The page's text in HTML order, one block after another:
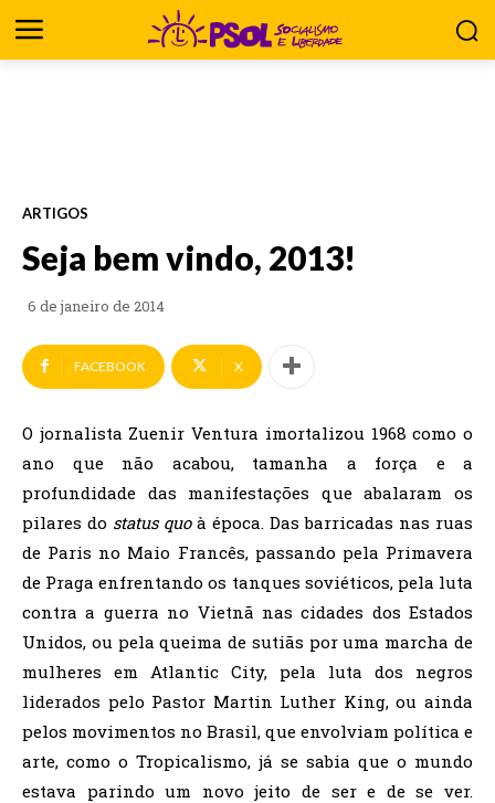
ARTIGOS
Seja bem vindo, 2013!
6 de janeiro de 2014
FACEBOOK X
O jornalista Zuenir Ventura imortalizou 1968 como o
ano que não acabou, tamanha a força e a
profundidade das manifestações que abalaram os
pilares do status quoà época. Das barricadas nas ruas
de Paris no Maio Francês, passando pela Primavera
de Praga enfrentando os tanques soviéticos, pela luta
contra a guerra no Vietnã nas cidades dos Estados
Unidos, ou pela queima de sutiãs por uma marcha de
mulheres em Atlantic City, pela luta dos negros
liderados pelo Pastor Martin Luther King, ou ainda
pelos movimentos no Brasil, que envolviam política e
arte, como o Tropicalismo, já se sabia que o mundo
estava parindo um novo jeito de ser e de se ver.